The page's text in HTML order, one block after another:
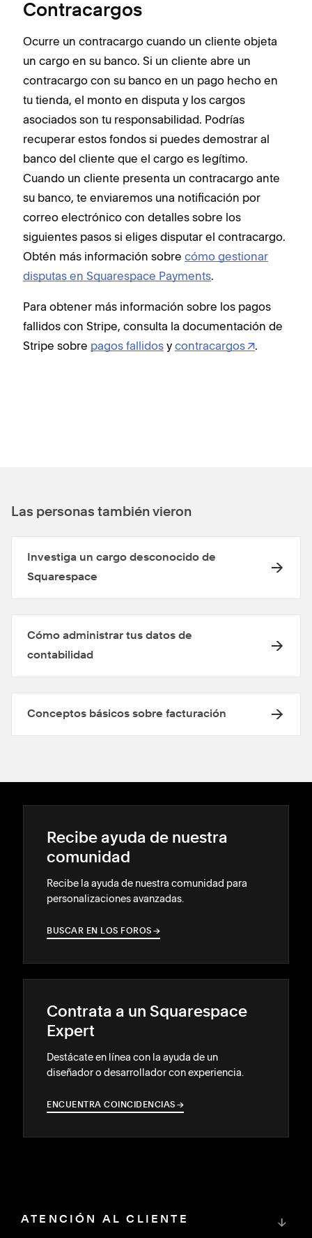
Contracargos
Ocurre un contracargo cuando un cliente objeta
un cargo en su banco. Si un cliente abre un
contracargo con su banco en un pago hecho en
tu tienda, el monto en disputa y los cargos
asociados son tu responsabilidad. Podrías
recuperar estos fondos si puedes demostrar al
banco del cliente que el cargo es legítimo.
Cuando un cliente presenta un contracargo ante
su banco, te enviaremos una notificación por
correo electrónico con detalles sobre los
siguientes pasos si eliges disputar el contracargo.
Obtén más información sobre cómo gestionar
disputas en Squarespace Payments.
Para obtener más información sobre los pagos
fallidos con Stripe, consulta la documentación de
Stripe sobre pagos fallidos y contracargos .
Las personas también vieron
Investiga un cargo desconocido de
Squarespace
Cómo administrar tus datos de
contabilidad
Conceptos básicos sobre facturación
Recibe ayuda de nuestra
comunidad
Recibe la ayuda de nuestra comunidad para
personalizaciones avanzadas.
BUSCAR EN LOS FOROS →
→
Contrata a un Squarespace
Expert
Destácate en línea con la ayuda de un
diseñador o desarrollador con experiencia.
ENCUENTRA COINCIDENCIAS →
→
ATENCIÓN AL CLIENTE ↓